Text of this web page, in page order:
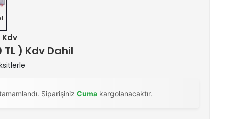
Kdv
) Kdv Dahil
Siparişiniz Cuma kargolanacaktır.